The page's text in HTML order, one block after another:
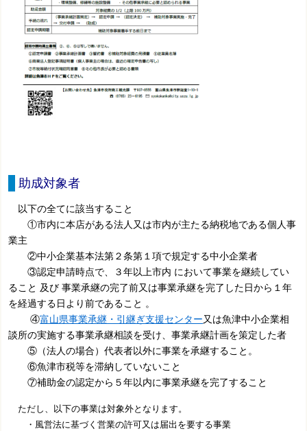
助成対象者
以下の全てに該当すること
①市内に本店がある法人又は市内が主たる納税地である個人事
業主
②中小企業基本法第２条第１項で規定する中小企業者
③認定申請時点で、３年以上市内 において事業を継続してい
ること 及び 事業承継の完了前又は事業承継を完了した日から１年
を経過する日より前であること 。
④富山県事業承継・引継ぎ支援センター又は魚津中小企業相
談所の実施する事業承継相談を受け、事業承継計画を策定した者
⑤（法人の場合）代表者以外に事業を承継すること。
⑥魚津市税等を滞納していないこと
⑦補助金の認定から５年以内に事業承継を完了すること
ただし、以下の事業は対象外となります。
・風営法に基づく営業の許可又は届出を要する事業